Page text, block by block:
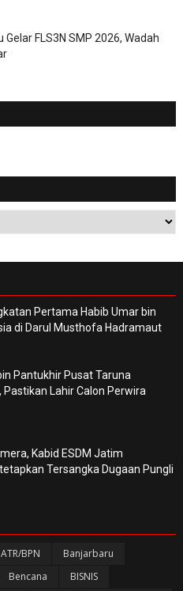
Gelar FLS3N SMP 2026, Wadah
Pertama Habib Umar bin
di Darul Musthofa Hadramaut
Pantukhir Pusat Taruna
Pastikan Lahir Calon Perwira
Kabid ESDM Jatim
Tersangka Dugaan Pungli
ATR/BPN
Banjarbaru
Bencana
BISNIS